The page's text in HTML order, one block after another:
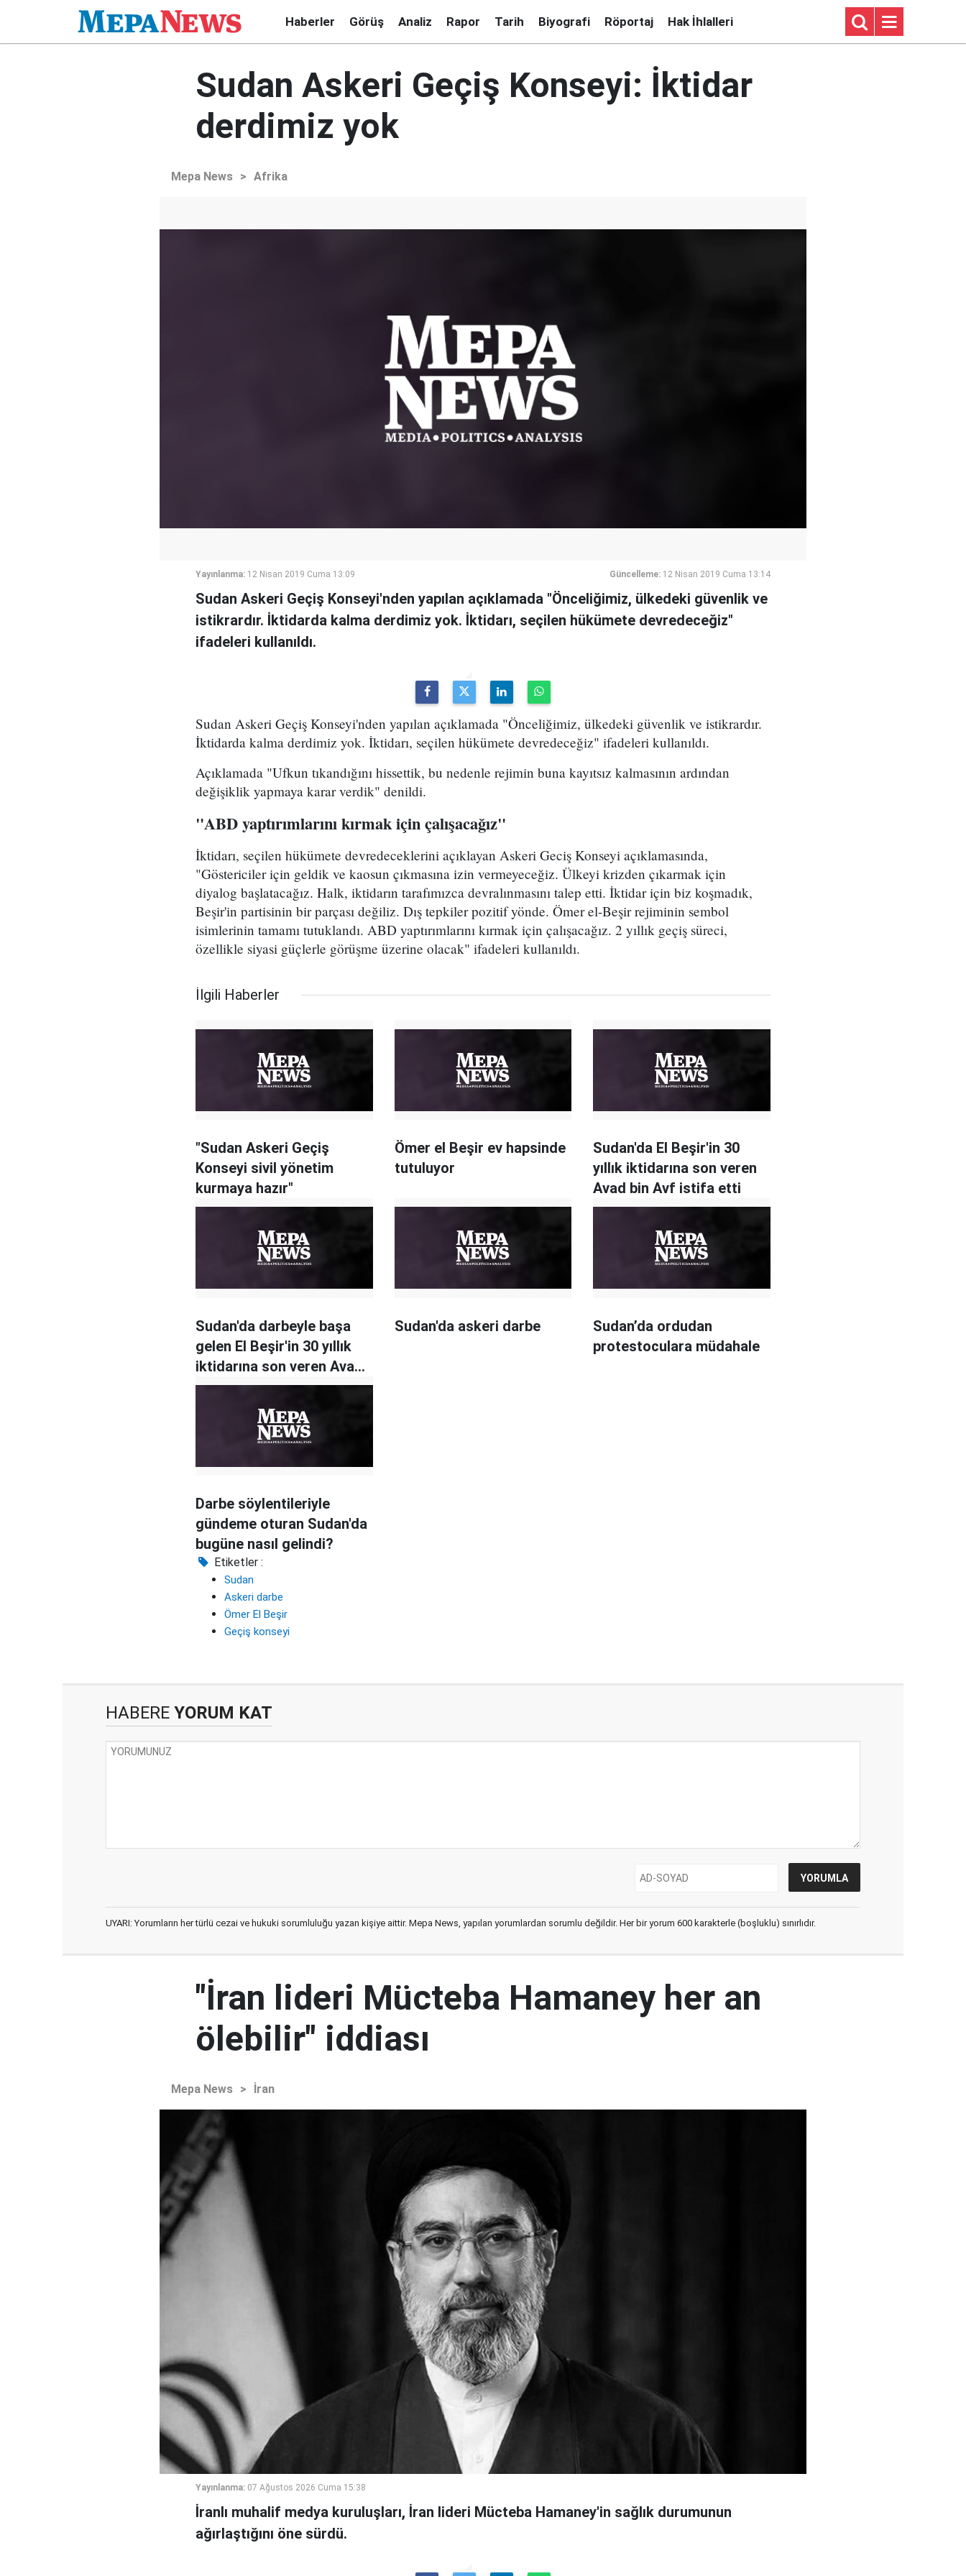
Haberler Görüş Analiz Rapor Tarih Biyografi Röportaj Hak İhlalleri
Sudan Askeri Geçiş Konseyi: İktidar
derdimiz yok
Mepa News > Afrika
Yayınlanma: 12 Nisan 2019 Cuma 13:09 Güncelleme: 12 Nisan 2019 Cuma 13:14
Sudan Askeri Geçiş Konseyi'nden yapılan açıklamada "Önceliğimiz, ülkedeki güvenlik ve
istikrardır. İktidarda kalma derdimiz yok. İktidarı, seçilen hükümete devredeceğiz"
ifadeleri kullanıldı.
Sudan Askeri Geçiş Konseyi'nden yapılan açıklamada "Önceliğimiz, ülkedeki güvenlik ve istikrardır.
İktidarda kalma derdimiz yok. İktidarı, seçilen hükümete devredeceğiz" ifadeleri kullanıldı.
Açıklamada "Ufkun tıkandığını hissettik, bu nedenle rejimin buna kayıtsız kalmasının ardından
değişiklik yapmaya karar verdik" denildi.
"ABD yaptırımlarını kırmak için çalışacağız"
İktidarı, seçilen hükümete devredeceklerini açıklayan Askeri Geciş Konseyi açıklamasında,
"Göstericiler için geldik ve kaosun çıkmasına izin vermeyeceğiz. Ülkeyi krizden çıkarmak için
diyalog başlatacağız. Halk, iktidarın tarafımızca devralınmasını talep etti. İktidar için biz koşmadık,
Beşir'in partisinin bir parçası değiliz. Dış tepkiler pozitif yönde. Ömer el-Beşir rejiminin sembol
isimlerinin tamamı tutuklandı. ABD yaptırımlarını kırmak için çalışacağız. 2 yıllık geçiş süreci,
özellikle siyasi güçlerle görüşme üzerine olacak" ifadeleri kullanıldı.
İlgili Haberler
"Sudan Askeri Geçiş
Konseyi sivil yönetim
kurmaya hazır"
Ömer el Beşir ev hapsinde
tutuluyor
Sudan'da El Beşir'in 30
yıllık iktidarına son veren
Avad bin Avf istifa etti
Sudan'da darbeyle başa
gelen El Beşir'in 30 yıllık
iktidarına son veren Avad
Bin Avf kimdir?
Sudan'da askeri darbe
Sudan’da ordudan
protestoculara müdahale
Darbe söylentileriyle
gündeme oturan Sudan'da
bugüne nasıl gelindi?
Etiketler :
Sudan
Askeri darbe
Ömer El Beşir
Geçiş konseyi
HABERE YORUM KAT
UYARI: Yorumların her türlü cezai ve hukuki sorumluluğu yazan kişiye aittir. Mepa News, yapılan yorumlardan sorumlu değildir. Her bir yorum 600 karakterle (boşluklu) sınırlıdır.
"İran lideri Mücteba Hamaney her an
ölebilir" iddiası
Mepa News > İran
Yayınlanma: 07 Ağustos 2026 Cuma 15:38
İranlı muhalif medya kuruluşları, İran lideri Mücteba Hamaney'in sağlık durumunun
ağırlaştığını öne sürdü.